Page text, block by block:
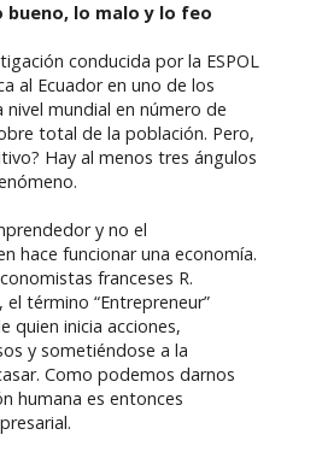
bueno, lo malo y lo feo
conducida por la ESPOL
al Ecuador en uno de los
nivel mundial en número de
total de la población. Pero,
Hay al menos tres ángulos
y no el
hace funcionar una economía.
franceses R.
el término “Entrepreneur”
quien inicia acciones,
y sometiéndose a la
Como podemos darnos
humana es entonces